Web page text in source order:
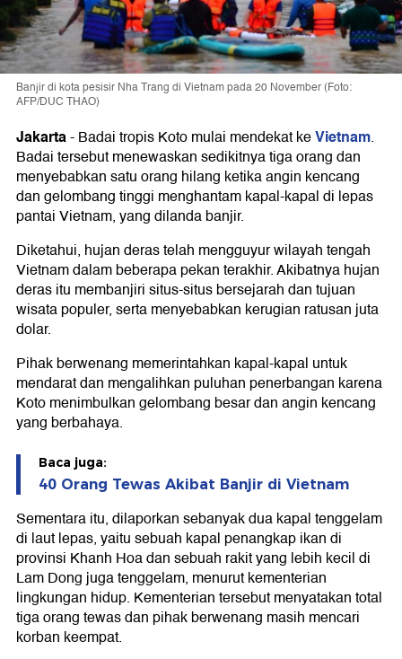
Banjir di kota pesisir Nha Trang di Vietnam pada 20 November (Foto:
AFP/DUC THAO)
Jakarta-Badai tropis Koto mulai mendekat keVietnam.
Badai tersebut menewaskan sedikitnya tiga orang dan
menyebabkan satu orang hilang ketika angin kencang
dan gelombang tinggi menghantam kapal-kapal di lepas
pantai Vietnam, yang dilanda banjir.
Diketahui, hujan deras telah mengguyur wilayah tengah
Vietnam dalam beberapa pekan terakhir. Akibatnya hujan
deras itu membanjiri situs-situs bersejarah dan tujuan
wisata populer, serta menyebabkan kerugian ratusan juta
dolar.
Pihak berwenang memerintahkan kapal-kapal untuk
mendarat dan mengalihkan puluhan penerbangan karena
Koto menimbulkan gelombang besar dan angin kencang
yang berbahaya.
Baca juga:
40 Orang Tewas Akibat Banjir di Vietnam
Sementara itu, dilaporkan sebanyak dua kapal tenggelam
di laut lepas, yaitu sebuah kapal penangkap ikan di
provinsi Khanh Hoa dan sebuah rakit yang lebih kecil di
Lam Dong juga tenggelam, menurut kementerian
lingkungan hidup. Kementerian tersebut menyatakan total
tiga orang tewas dan pihak berwenang masih mencari
korban keempat.